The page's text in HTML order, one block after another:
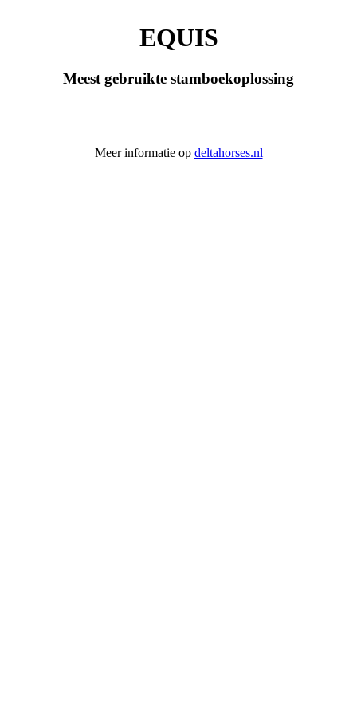
EQUIS
Meest gebruikte stamboekoplossing
Meer informatie op deltahorses.nl